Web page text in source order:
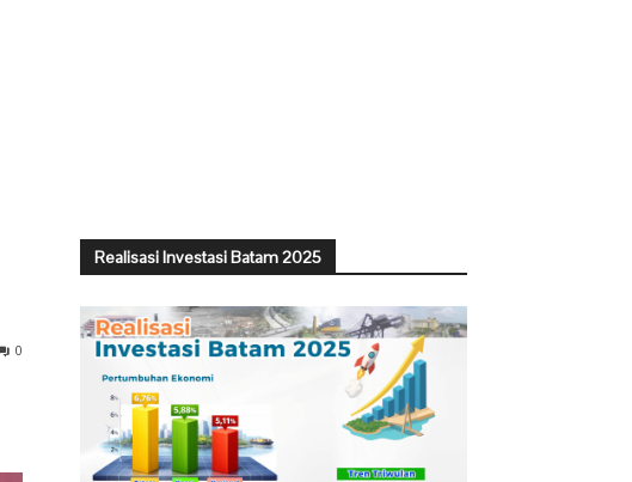
0
Realisasi Investasi Batam 2025